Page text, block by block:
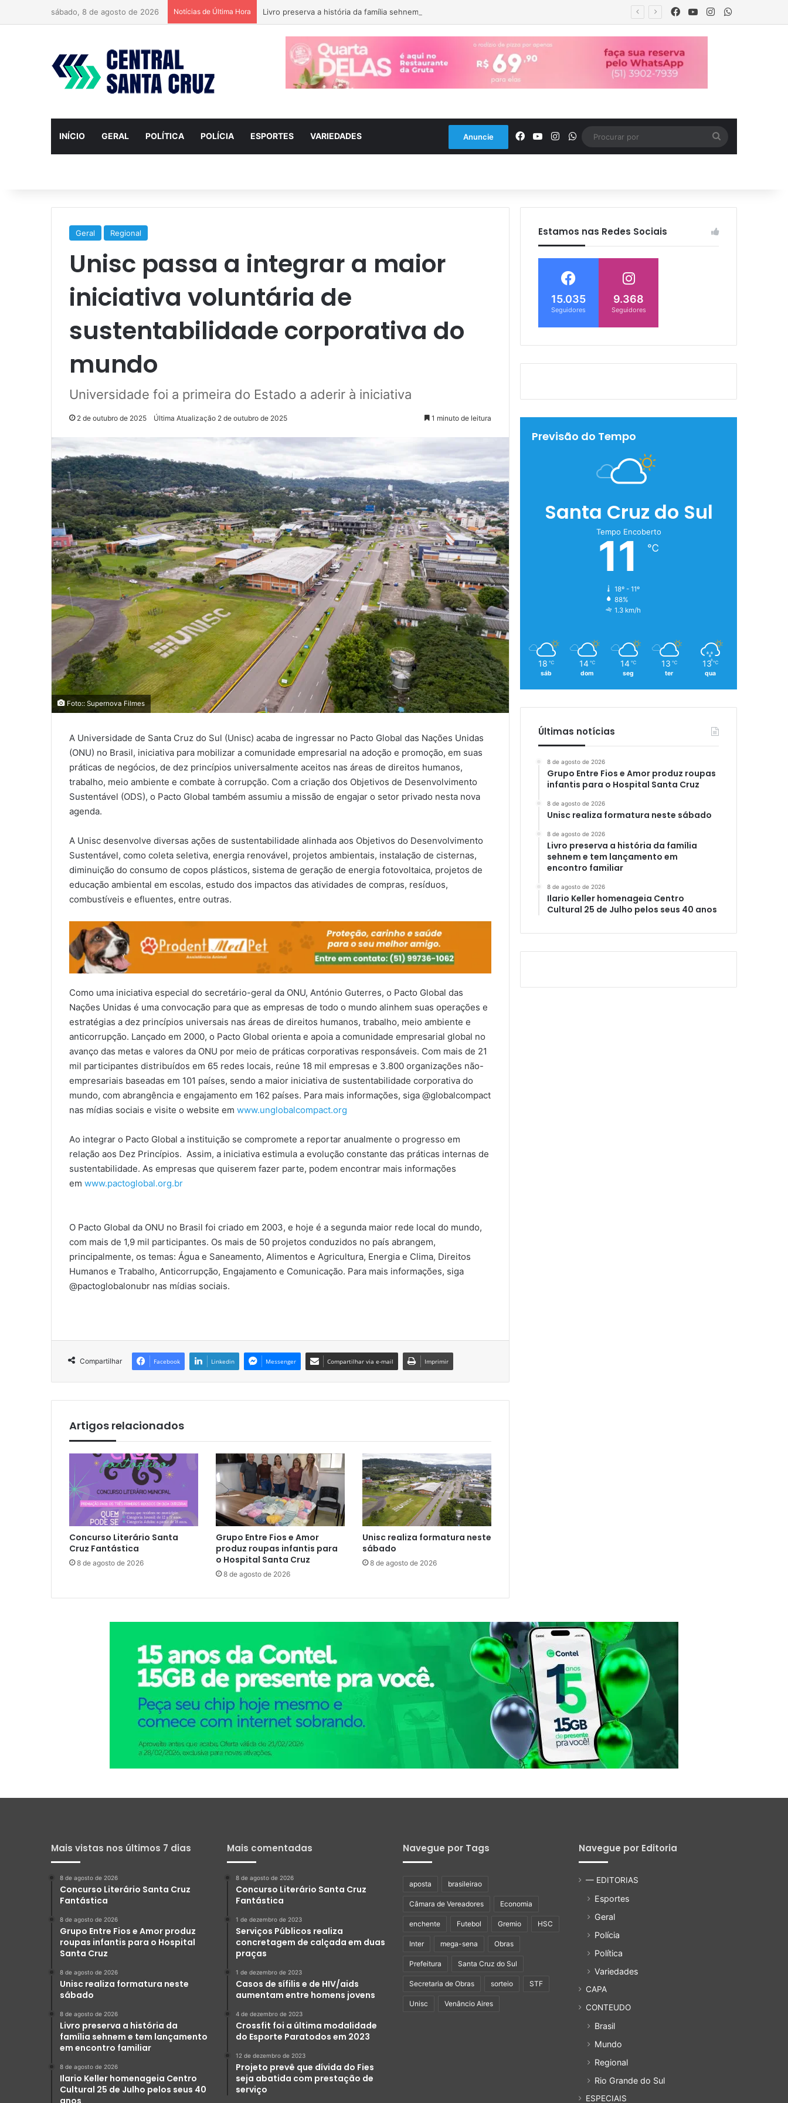
sábado, 8 de agosto de 2026 Notícias de Última Hora Livro preserva a história da família sehnem e tem lançamento em encontro familiar Facebook
YouTubeInstagram
INÍCIO GERAL POLÍTICA POLÍCIA ESPORTES VARIEDADES Anuncie Facebook
YouTubeInstagramWhatsApp
por
Geral Regional
Unisc passa a integrar a maior
iniciativa voluntária de
sustentabilidade corporativa do
mundo
Universidade foi a primeira do Estado a aderir à iniciativa
2 de outubro de 2025 Última Atualização 2 de outubro de 2025 1 minuto de leitura
Foto:: Supernova Filmes
A Universidade de Santa Cruz do Sul (Unisc) acaba de ingressar no Pacto Global das Nações Unidas
(ONU) no Brasil, iniciativa para mobilizar a comunidade empresarial na adoção e promoção, em suas
práticas de negócios, de dez princípios universalmente aceitos nas áreas de direitos humanos,
trabalho, meio ambiente e combate à corrupção. Com a criação dos Objetivos de Desenvolvimento
Sustentável (ODS), o Pacto Global também assumiu a missão de engajar o setor privado nesta nova
agenda.
A Unisc desenvolve diversas ações de sustentabilidade alinhada aos Objetivos do Desenvolvimento
Sustentável, como coleta seletiva, energia renovável, projetos ambientais, instalação de cisternas,
diminuição do consumo de copos plásticos, sistema de geração de energia fotovoltaica, projetos de
educação ambiental em escolas, estudo dos impactos das atividades de compras, resíduos,
combustíveis e efluentes, entre outras.
Como uma iniciativa especial do secretário-geral da ONU, António Guterres, o Pacto Global das
Nações Unidas é uma convocação para que as empresas de todo o mundo alinhem suas operações e
estratégias a dez princípios universais nas áreas de direitos humanos, trabalho, meio ambiente e
anticorrupção. Lançado em 2000, o Pacto Global orienta e apoia a comunidade empresarial global no
avanço das metas e valores da ONU por meio de práticas corporativas responsáveis. Com mais de 21
mil participantes distribuídos em 65 redes locais, reúne 18 mil empresas e 3.800 organizações não-
empresariais baseadas em 101 países, sendo a maior iniciativa de sustentabilidade corporativa do
mundo, com abrangência e engajamento em 162 países. Para mais informações, siga @globalcompact
nas mídias sociais e visite o website em www.unglobalcompact.org
Ao integrar o Pacto Global a instituição se compromete a reportar anualmente o progresso em
relação aos Dez Princípios. Assim, a iniciativa estimula a evolução constante das práticas internas de
sustentabilidade. As empresas que quiserem fazer parte, podem encontrar mais informações
em www.pactoglobal.org.br
O Pacto Global da ONU no Brasil foi criado em 2003, e hoje é a segunda maior rede local do mundo,
com mais de 1,9 mil participantes. Os mais de 50 projetos conduzidos no país abrangem,
principalmente, os temas: Água e Saneamento, Alimentos e Agricultura, Energia e Clima, Direitos
Humanos e Trabalho, Anticorrupção, Engajamento e Comunicação. Para mais informações, siga
@pactoglobalonubr nas mídias sociais.
Compartilhar Facebook Linkedin Messenger Compartilhar via e-mail Imprimir
Artigos relacionados
Concurso Literário Santa
Cruz Fantástica
8 de agosto de 2026
Grupo Entre Fios e Amor
produz roupas infantis para
o Hospital Santa Cruz
8 de agosto de 2026
Unisc realiza formatura neste
sábado
8 de agosto de 2026
Estamos nas Redes Sociais
15.035
Seguidores
9.368
Seguidores
Previsão do Tempo
Santa Cruz do Sul
Tempo Encoberto
11 ℃
18º - 11º
88%
1.3 km/h
18 ℃
sáb
14 ℃
dom
14 ℃
seg
13 ℃
ter
13 ℃
qua
Últimas notícias
8 de agosto de 2026
Grupo Entre Fios e Amor produz roupas
infantis para o Hospital Santa Cruz
8 de agosto de 2026
Unisc realiza formatura neste sábado
8 de agosto de 2026
Livro preserva a história da família
sehnem e tem lançamento em
encontro familiar
8 de agosto de 2026
Ilario Keller homenageia Centro
Cultural 25 de Julho pelos seus 40 anos
Mais vistas nos últimos 7 dias
8 de agosto de 2026
Concurso Literário Santa Cruz
Fantástica
8 de agosto de 2026
Grupo Entre Fios e Amor produz
roupas infantis para o Hospital
Santa Cruz
8 de agosto de 2026
Unisc realiza formatura neste
sábado
8 de agosto de 2026
Livro preserva a história da
família sehnem e tem lançamento
em encontro familiar
8 de agosto de 2026
Ilario Keller homenageia Centro
Cultural 25 de Julho pelos seus 40
Mais comentadas
8 de agosto de 2026
Concurso Literário Santa Cruz
Fantástica
1 de dezembro de 2023
Serviços Públicos realiza
concretagem de calçada em duas
praças
1 de dezembro de 2023
Casos de sífilis e de HIV/aids
aumentam entre homens jovens
4 de dezembro de 2023
Crossfit foi a última modalidade
do Esporte Paratodos em 2023
12 de dezembro de 2023
Projeto prevê que dívida do Fies
seja abatida com prestação de
serviço
Navegue por Tags
aposta brasileirao
Câmara de Vereadores Economia
enchente Futebol Gremio HSC
Inter mega-sena Obras
Prefeitura Santa Cruz do Sul
Secretaria de Obras sorteio STF
Unisc Venâncio Aires
Navegue por Editoria
— EDITORIAS
Esportes
Geral
Polícia
Política
Variedades
CAPA
CONTEUDO
Brasil
Mundo
Regional
Rio Grande do Sul
ESPECIAIS